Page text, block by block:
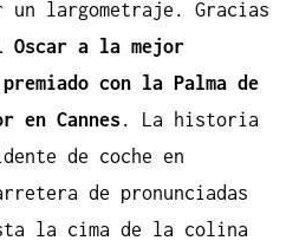
un largometraje. Gracias
Oscar a la mejor
con la Palma de
en Cannes . La historia
de coche en
de pronunciadas
la cima de la colina